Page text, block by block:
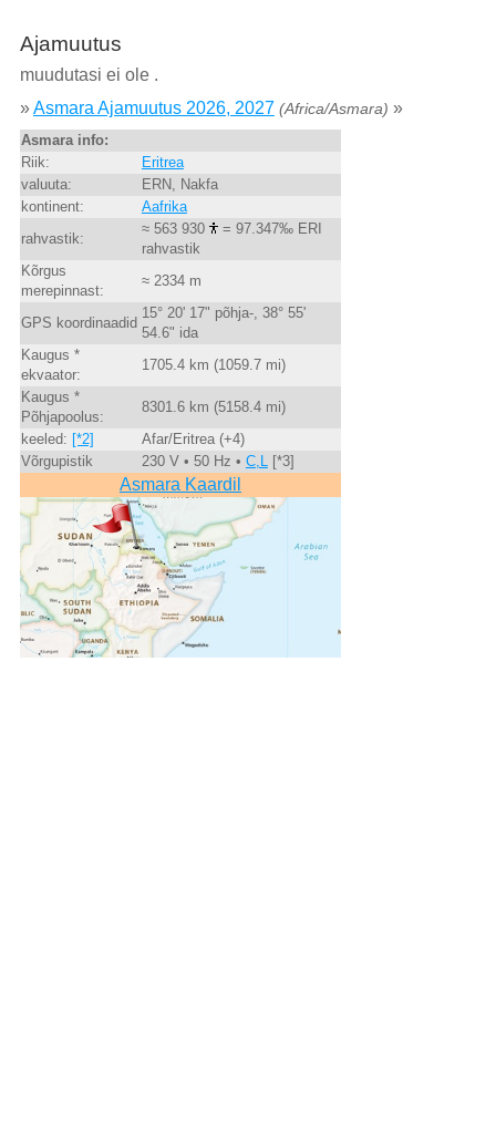
Ajamuutus
muudutasi ei ole .
»Asmara Ajamuutus 2026, 2027 (Africa/Asmara) »
Asmara info:
Riik:
Eritrea
valuuta:
ERN, Nakfa
kontinent:
Aafrika
rahvastik:
≈ 563 930
= 97.347‰ ERI
rahvastik
Kõrgus
merepinnast:
≈ 2334 m
GPS koordinaadid
15° 20' 17" põhja-, 38° 55'
54.6" ida
Kaugus *
ekvaator:
1705.4 km (1059.7 mi)
Kaugus *
Põhjapoolus:
8301.6 km (5158.4 mi)
keeled: [*2]
Afar/Eritrea (+4)
Võrgupistik
230 V • 50 Hz • C,L[*3]
Asmara Kaardil